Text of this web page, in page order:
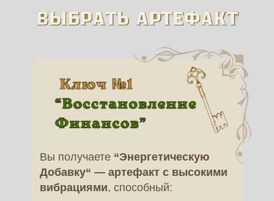
Вы получаете “Энергетическую
Добавку“ — артефакт с высокими
вибрациями, способный: